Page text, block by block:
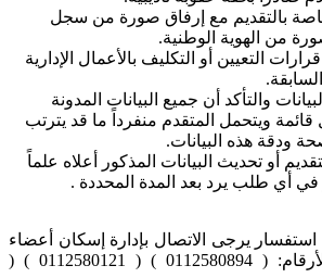
بالتقديم مع إرفاق صورة من سجل
من الهوية الوطنية.
التعيين أو التكليف بالأعمال الإدارية
والتأكد أن جميع البيانات المدونة
ويتحمل المتقدم منفرداً ما قد يترتب
ودقة هذه البيانات.
أو تحديث البيانات المذكور أعلاه علماً
في أي طلب يرد بعد المدة المحددة .
يرجى الاتصال بإدارة إسكان أعضاء
هيئة التدريس على الأرقام: ( 0112580894 ) ( 0112580121 ) (